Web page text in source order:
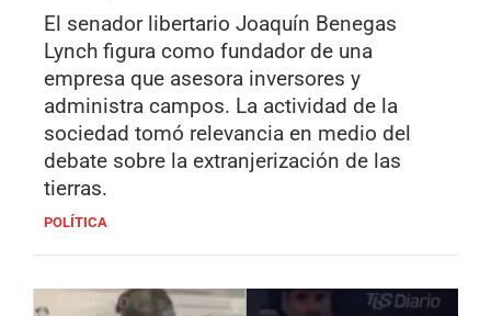
El senador libertario Joaquín Benegas
Lynch figura como fundador de una
empresa que asesora inversores y
administra campos. La actividad de la
sociedad tomó relevancia en medio del
debate sobre la extranjerización de las
tierras.
POLÍTICA